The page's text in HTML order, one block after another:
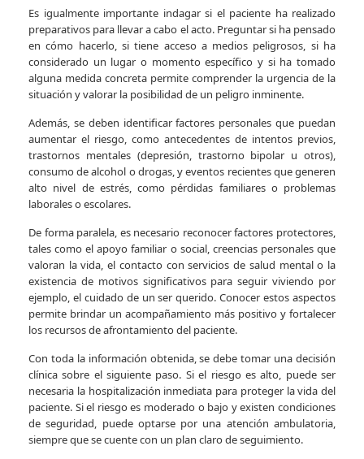
Es igualmente importante indagar si el paciente ha realizado
preparativos para llevar a cabo el acto. Preguntar si ha pensado
en cómo hacerlo, si tiene acceso a medios peligrosos, si ha
considerado un lugar o momento específico y si ha tomado
alguna medida concreta permite comprender la urgencia de la
situación y valorar la posibilidad de un peligro inminente.
Además, se deben identificar factores personales que puedan
aumentar el riesgo, como antecedentes de intentos previos,
trastornos mentales (depresión, trastorno bipolar u otros),
consumo de alcohol o drogas, y eventos recientes que generen
alto nivel de estrés, como pérdidas familiares o problemas
laborales o escolares.
De forma paralela, es necesario reconocer factores protectores,
tales como el apoyo familiar o social, creencias personales que
valoran la vida, el contacto con servicios de salud mental o la
existencia de motivos significativos para seguir viviendo por
ejemplo, el cuidado de un ser querido. Conocer estos aspectos
permite brindar un acompañamiento más positivo y fortalecer
los recursos de afrontamiento del paciente.
Con toda la información obtenida, se debe tomar una decisión
clínica sobre el siguiente paso. Si el riesgo es alto, puede ser
necesaria la hospitalización inmediata para proteger la vida del
paciente. Si el riesgo es moderado o bajo y existen condiciones
de seguridad, puede optarse por una atención ambulatoria,
siempre que se cuente con un plan claro de seguimiento.